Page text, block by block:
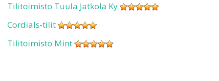
Tilitoimisto Tuula Jatkola Ky
Cordials-tilit
Tilitoimisto Mint